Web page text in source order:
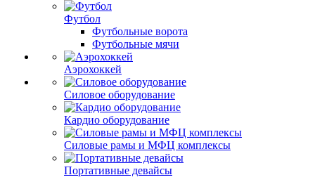
Футбол
Футбольные ворота
Футбольные мячи
Аэрохоккей
Силовое оборудование
Кардио оборудование
Силовые рамы и МФЦ комплексы
Портативные девайсы